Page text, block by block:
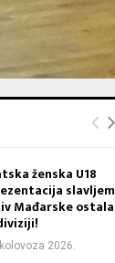
ženska U18
slavljem
Mađarske ostala
2026.